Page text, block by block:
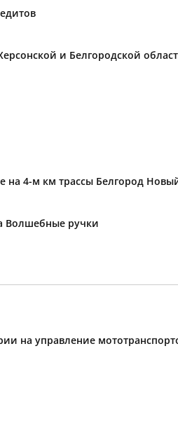
и Белгородской
на 4-м км трассы Белгород
Волшебные ручки
на управление